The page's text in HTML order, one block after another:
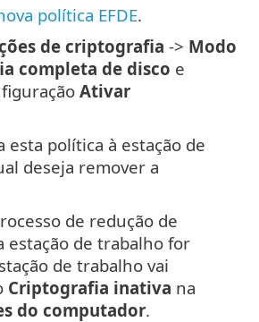
política EFDE.
de criptografia -> Modo
completa de disco e
Ativar
esta política à estação de
deseja remover a
de redução de
estação de trabalho for
de trabalho vai
Criptografia inativa na
do computador.